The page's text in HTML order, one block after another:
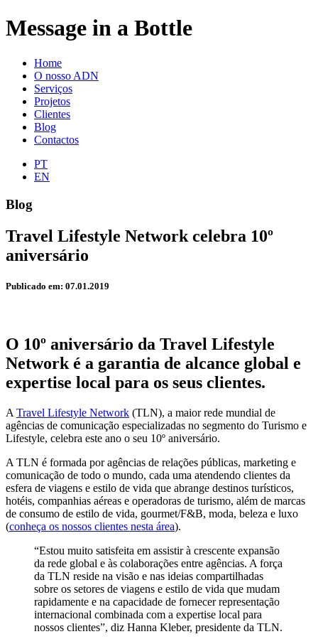
Message in a Bottle
Home
O nosso ADN
Serviços
Projetos
Clientes
Blog
Contactos
PT
EN
Blog
Travel Lifestyle Network celebra 10º
aniversário
Publicado em: 07.01.2019
O 10º aniversário da Travel Lifestyle
Network é a garantia de alcance global e
expertise local para os seus clientes.
A Travel Lifestyle Network (TLN), a maior rede mundial de
agências de comunicação especializadas no segmento do Turismo e
Lifestyle, celebra este ano o seu 10º aniversário.
A TLN é formada por agências de relações públicas, marketing e
comunicação de todo o mundo, cada uma atendendo clientes da
esfera de viagens e estilo de vida que abrange destinos turísticos,
hotéis, companhias aéreas e operadoras de turismo, além de marcas
de consumo de estilo de vida, gourmet/F&B, moda, beleza e luxo
(conheça os nossos clientes nesta área).
“Estou muito satisfeita em assistir à crescente expansão
da rede global e às colaborações entre agências. A força
da TLN reside na visão e nas ideias compartilhadas
sobre os setores de viagens e estilo de vida que mudam
rapidamente e na capacidade de fornecer representação
internacional combinada com a expertise local para
nossos clientes”, diz Hanna Kleber, presidente da TLN.